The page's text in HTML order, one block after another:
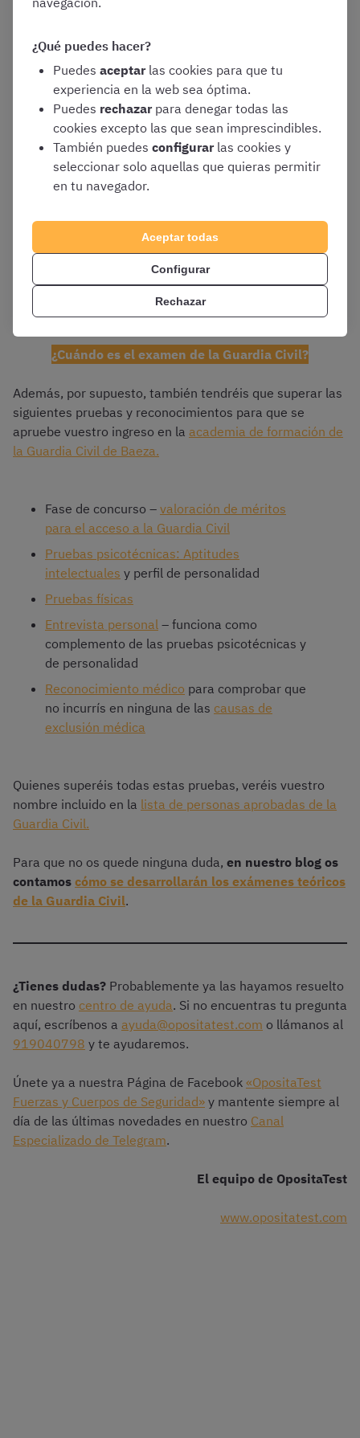
Guardia Civil en 2026?
En la actualidad las pruebas teóricas de la fase de
oposición serán:
Prueba de ortografía
Os contamosen qué consistirán las
pruebas de ortografía y gramática
Test de conocimientos generales
¿Cuándo es el examen de la Guardia Civil?
Además, por supuesto, también tendréis que superar las
siguientes pruebas y reconocimientos para que se
apruebe vuestro ingreso en la academia de formación de
la Guardia Civil de Baeza.
Fase de concurso – valoración de méritos
para el acceso a la Guardia Civil
Pruebas psicotécnicas: Aptitudes
intelectuales y perfil de personalidad
Pruebas físicas
Entrevista personal – funciona como
complemento de las pruebas psicotécnicas y
de personalidad
Reconocimiento médico para comprobar que
no incurrís en ninguna de las causas de
exclusión médica
Quienes superéis todas estas pruebas, veréis vuestro
nombre incluido en la lista de personas aprobadas de la
Guardia Civil.
Para que no os quede ninguna duda, en nuestro blog os
contamos cómo se desarrollarán los exámenes teóricos
de la Guardia Civil.
¿Tienes dudas? Probablemente ya las hayamos resuelto
en nuestro centro de ayuda. Si no encuentras tu pregunta
aquí, escríbenos a ayuda@opositatest.com o llámanos al
919040798 y te ayudaremos.
Únete ya a nuestra Página de Facebook «OpositaTest
Fuerzas y Cuerpos de Seguridad» y mantente siempre al
día de las últimas novedades en nuestro Canal
Especializado de Telegram.
El equipo de OpositaTest
www.opositatest.com
¿Qué puedes hacer?
Puedes aceptar las cookies para que tu
experiencia en la web sea óptima.
Puedes rechazar para denegar todas las
cookies excepto las que sean imprescindibles.
También puedes configurar las cookies y
seleccionar solo aquellas que quieras permitir
en tu navegador.
Aceptar todas
Configurar
Rechazar